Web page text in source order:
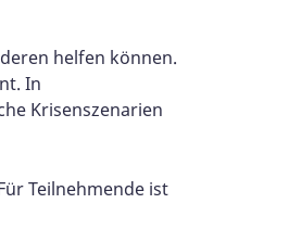
helfen können.
In
Krisenszenarien
Teilnehmende ist